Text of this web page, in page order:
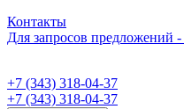
Контакты
Для запросов предложений -
+7 (343) 318-04-37
+7 (343) 318-04-37